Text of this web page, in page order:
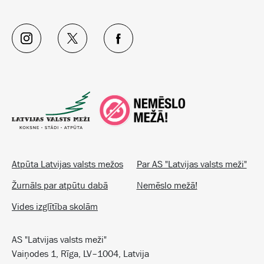
Atpūta Latvijas valsts mežos
Par AS "Latvijas valsts meži"
Žurnāls par atpūtu dabā
Nemēslo mežā!
Vides izglītība skolām
AS "Latvijas valsts meži"
Vaiņodes 1, Rīga, LV–1004, Latvija